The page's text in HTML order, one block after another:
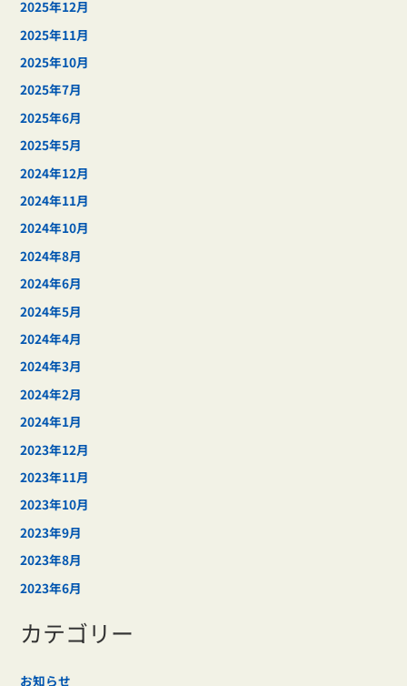
2025年12月
2025年11月
2025年10月
2025年7月
2025年6月
2025年5月
2024年12月
2024年11月
2024年10月
2024年8月
2024年6月
2024年5月
2024年4月
2024年3月
2024年2月
2024年1月
2023年12月
2023年11月
2023年10月
2023年9月
2023年8月
2023年6月
カテゴリー
お知らせ